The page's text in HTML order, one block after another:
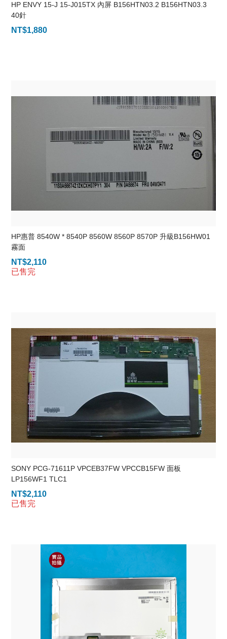
HP ENVY 15-J 15-J015TX 內屏 B156HTN03.2 B156HTN03.3
40針
NT$1,880
HP惠普 8540W * 8540P 8560W 8560P 8570P 升級B156HW01
霧面
NT$2,110
已售完
SONY PCG-71611P VPCEB37FW VPCCB15FW 面板
LP156WF1 TLC1
NT$2,110
已售完